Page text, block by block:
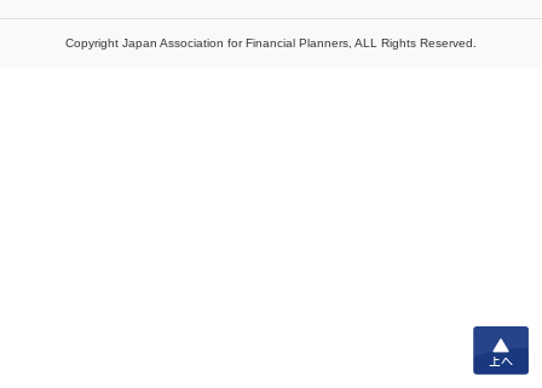
Copyright Japan Association for Financial Planners, ALL Rights Reserved.